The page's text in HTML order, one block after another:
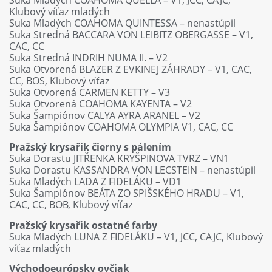
Klubový víťaz mladých
Suka Mladých COAHOMA QUINTESSA – nenastúpil
Suka Stredná BACCARA VON LEIBITZ OBERGASSE – V1,
CAC, CC
Suka Stredná INDRIH NUMA II. – V2
Suka Otvorená BLAZER Z EVKINEJ ZÁHRADY – V1, CAC,
CC, BOS, Klubový víťaz
Suka Otvorená CARMEN KETTY – V3
Suka Otvorená COAHOMA KAYENTA – V2
Suka Šampiónov CALYA AYRA ARANEL – V2
Suka Šampiónov COAHOMA OLYMPIA V1, CAC, CC
Pražský krysařik čierny s pálením
Suka Dorastu JITŘENKA KRYŠPINOVA TVRZ – VN1
Suka Dorastu KASSANDRA VON LECSTEIN – nenastúpil
Suka Mladých LADA Z FIDELÁKU – VD1
Suka Šampiónov BEÁTA ZO SPIŠSKÉHO HRADU – V1,
CAC, CC, BOB, Klubový víťaz
Pražský krysařik ostatné farby
Suka Mladých LUNA Z FIDELÁKU – V1, JCC, CAJC, Klubový
víťaz mladých
Východoeurópsky ovčiak